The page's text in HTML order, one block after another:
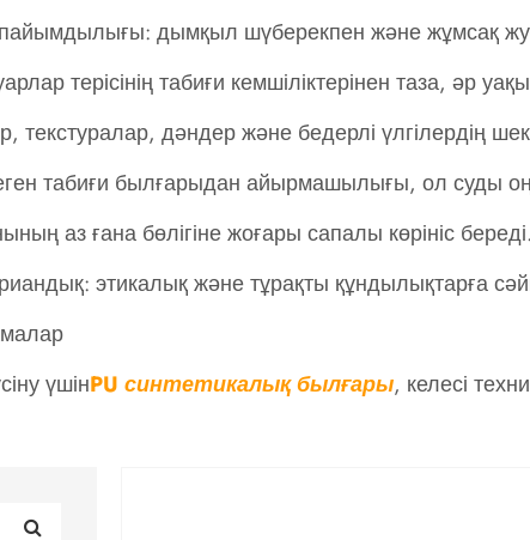
дымқыл шүберекпен және жұмсақ
терісінің табиғи кемшіліктерінен таза, әр
дәндер және бедерлі үлгілердің
табиғи былғарыдан айырмашылығы, ол суды
аз ғана бөлігіне жоғары сапалы көрініс береді.
этикалық және тұрақты құндылықтарға
үшінPU синтетикалық былғары, келесі